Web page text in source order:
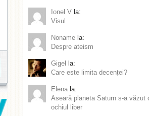
Ionel V la:
Visul
Noname la:
Despre ateism
Gigel
la:
Care este limita decenței?
Elena la:
Aseară planeta Saturn s-a văzut
ochiul liber